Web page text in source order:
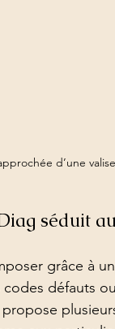
d’une
séduit
grâce à
défauts